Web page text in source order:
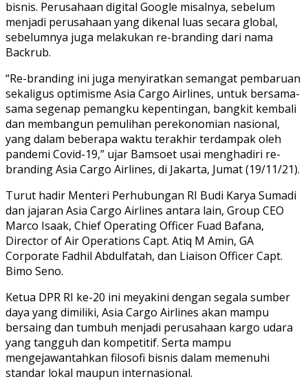
bisnis. Perusahaan digital Google misalnya, sebelum
menjadi perusahaan yang dikenal luas secara global,
sebelumnya juga melakukan re-branding dari nama
Backrub.
“Re-branding ini juga menyiratkan semangat pembaruan
sekaligus optimisme Asia Cargo Airlines, untuk bersama-
sama segenap pemangku kepentingan, bangkit kembali
dan membangun pemulihan perekonomian nasional,
yang dalam beberapa waktu terakhir terdampak oleh
pandemi Covid-19,” ujar Bamsoet usai menghadiri re-
branding Asia Cargo Airlines, di Jakarta, Jumat (19/11/21).
Turut hadir Menteri Perhubungan RI Budi Karya Sumadi
dan jajaran Asia Cargo Airlines antara lain, Group CEO
Marco Isaak, Chief Operating Officer Fuad Bafana,
Director of Air Operations Capt. Atiq M Amin, GA
Corporate Fadhil Abdulfatah, dan Liaison Officer Capt.
Bimo Seno.
Ketua DPR RI ke-20 ini meyakini dengan segala sumber
daya yang dimiliki, Asia Cargo Airlines akan mampu
bersaing dan tumbuh menjadi perusahaan kargo udara
yang tangguh dan kompetitif. Serta mampu
mengejawantahkan filosofi bisnis dalam memenuhi
standar lokal maupun internasional.